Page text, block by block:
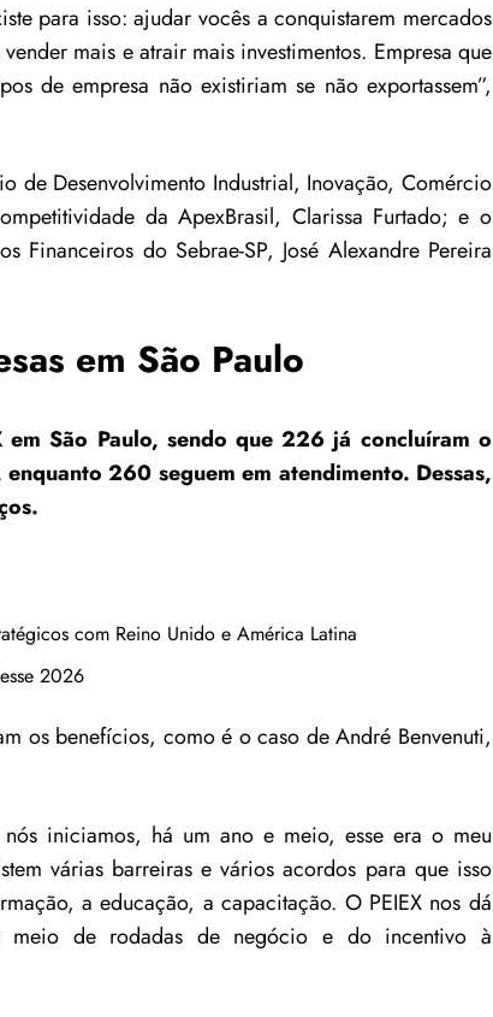
para isso: ajudar vocês a conquistarem mercados
mais e atrair mais investimentos. Empresa que
de empresa não existiriam se não exportassem”,
de Desenvolvimento Industrial, Inovação, Comércio
da ApexBrasil, Clarissa Furtado; e o
do Sebrae-SP, José Alexandre Pereira
em São Paulo
São Paulo, sendo que 226 já concluíram o
260 seguem em atendimento. Dessas,
com Reino Unido e América Latina
2026
os benefícios, como é o caso de André Benvenuti,
iniciamos, há um ano e meio, esse era o meu
várias barreiras e vários acordos para que isso
a educação, a capacitação. O PEIEX nos dá
meio de rodadas de negócio e do incentivo à